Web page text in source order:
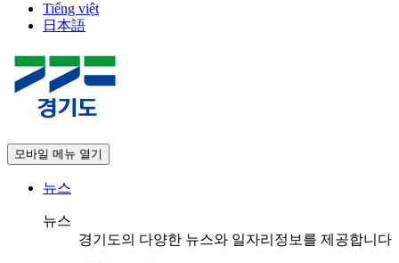
Tiếng việt
日本語
모바일 메뉴 열기
뉴스
뉴스
경기도의 다양한 뉴스와 일자리정보를 제공합니다